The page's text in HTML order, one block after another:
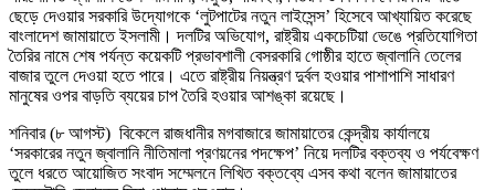
ছেড়ে দেওয়ার সরকারি উদ্যোগকে ‘লুটপাটের নতুন লাইসেন্স’ হিসেবে আখ্যায়িত করেছে
বাংলাদেশ জামায়াতে ইসলামী। দলটির অভিযোগ, রাষ্ট্রীয় একচেটিয়া ভেঙে প্রতিযোগিতা
তৈরির নামে শেষ পর্যন্ত কয়েকটি প্রভাবশালী বেসরকারি গোষ্ঠীর হাতে জ্বালানি তেলের
বাজার তুলে দেওয়া হতে পারে। এতে রাষ্ট্রীয় নিয়ন্ত্রণ দুর্বল হওয়ার পাশাপাশি সাধারণ
মানুষের ওপর বাড়তি ব্যয়ের চাপ তৈরি হওয়ার আশঙ্কা রয়েছে।
শনিবার (৮ আগস্ট) বিকেলে রাজধানীর মগবাজারে জামায়াতের কেন্দ্রীয় কার্যালয়ে
‘সরকারের নতুন জ্বালানি নীতিমালা প্রণয়নের পদক্ষেপ’ নিয়ে দলটির বক্তব্য ও পর্যবেক্ষণ
তুলে ধরতে আয়োজিত সংবাদ সম্মেলনে লিখিত বক্তব্যে এসব কথা বলেন জামায়াতের